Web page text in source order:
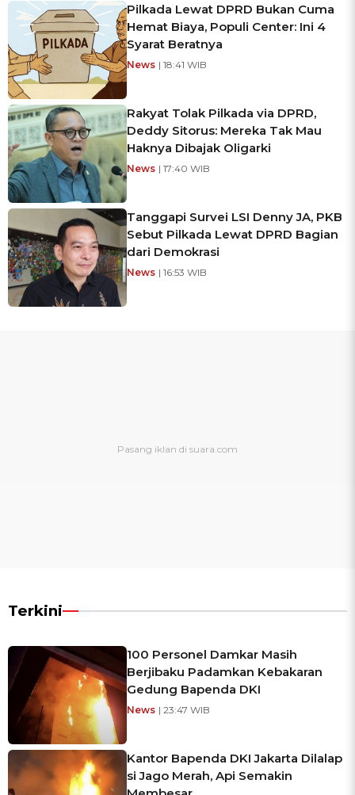
Pilkada Lewat DPRD Bukan Cuma
Hemat Biaya, Populi Center: Ini 4
Syarat Beratnya
News | 18:41 WIB
Rakyat Tolak Pilkada via DPRD,
Deddy Sitorus: Mereka Tak Mau
Haknya Dibajak Oligarki
News | 17:40 WIB
Tanggapi Survei LSI Denny JA, PKB
Sebut Pilkada Lewat DPRD Bagian
dari Demokrasi
News | 16:53 WIB
Terkini
100 Personel Damkar Masih
Berjibaku Padamkan Kebakaran
Gedung Bapenda DKI
News | 23:47 WIB
Kantor Bapenda DKI Jakarta Dilalap
si Jago Merah, Api Semakin